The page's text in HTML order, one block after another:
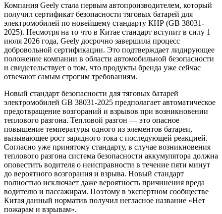
Компания Geely стала первым автопроизводителем, который
получил сертификат безопасности тяговых батарей для
электромобилей по новейшему стандарту КНР (GB 38031-
2025). Несмотря на то что в Китае стандарт вступит в силу 1
июля 2026 года, Geely досрочно завершила процесс
добровольной сертификации. Это подтверждает лидирующее
положение компании в области автомобильной безопасности
и свидетельствует о том, что продукты бренда уже сейчас
отвечают самым строгим требованиям.
Новый стандарт безопасности для тяговых батарей
электромобилей GB 38031-2025 предполагает автоматическое
предотвращение возгораний и взрывов при возникновении
теплового разгона. Тепловой разгон — это опасное
повышение температуры одного из элементов батареи,
вызывающее рост зарядного тока с последующей реакцией.
Согласно уже принятому стандарту, в случае возникновения
теплового разгона система безопасности аккумулятора должна
оповестить водителя о неисправности в течение пяти минут
до вероятного возгорания и взрыва. Новый стандарт
полностью исключает даже вероятность причинения вреда
водителю и пассажирам. Поэтому в экспертном сообществе
Китая данный норматив получил негласное название «Нет
пожарам и взрывам».